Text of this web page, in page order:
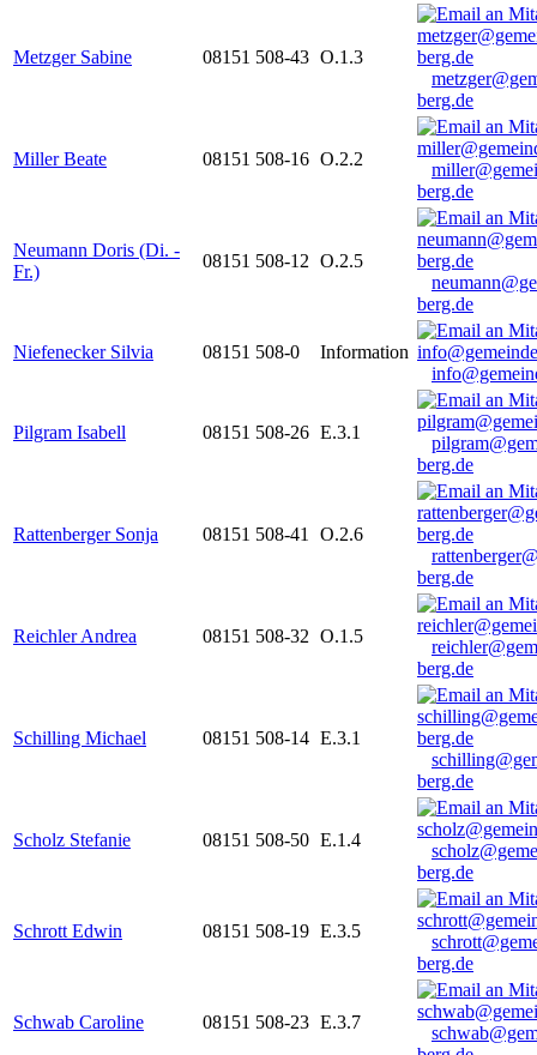
Metzger Sabine 08151 508-43 O.1.3
berg.de
Miller Beate 08151 508-16 O.2.2
berg.de
Neumann Doris (Di. -
Fr.)
08151 508-12 O.2.5
berg.de
Niefenecker Silvia 08151 508-0
Information
Pilgram Isabell 08151 508-26 E.3.1
berg.de
Rattenberger Sonja 08151 508-41
O.2.6
berg.de
Reichler Andrea 08151 508-32 O.1.5
berg.de
Schilling Michael 08151 508-14 E.3.1
berg.de
Scholz Stefanie 08151 508-50 E.1.4
berg.de
Schrott Edwin 08151 508-19 E.3.5
berg.de
Schwab Caroline 08151 508-23 E.3.7